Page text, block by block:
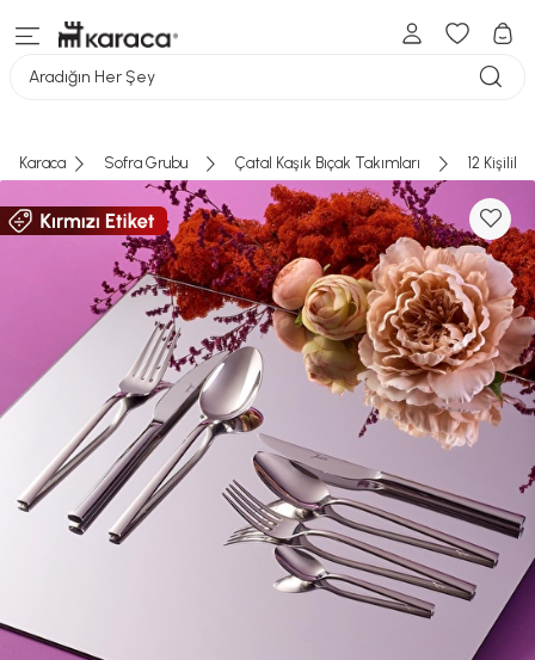
Aradığın Her Şey
Karaca Sofra Grubu Çatal Kaşık Bıçak Takımları 12 Kişilik